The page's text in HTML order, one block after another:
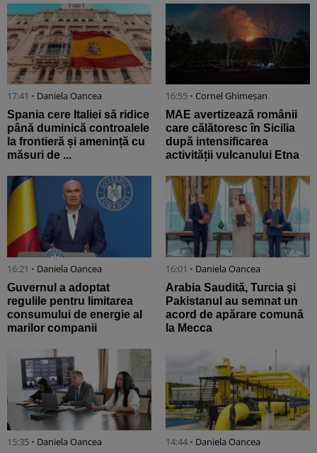
17:41 • Daniela Oancea
Spania cere Italiei să ridice
până duminică controalele
la frontieră și amenință cu
măsuri de ...
16:55 • Cornel Ghimeșan
MAE avertizează românii
care călătoresc în Sicilia
după intensificarea
activității vulcanului Etna
16:21 • Daniela Oancea
Guvernul a adoptat
regulile pentru limitarea
consumului de energie al
marilor companii
16:01 • Daniela Oancea
Arabia Saudită, Turcia şi
Pakistanul au semnat un
acord de apărare comună
la Mecca
15:35 • Daniela Oancea 14:44 • Daniela Oancea